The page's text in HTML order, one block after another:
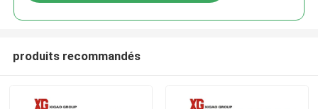
produits recommandés